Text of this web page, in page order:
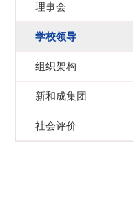
理事会
学校领导
组织架构
新和成集团
社会评价